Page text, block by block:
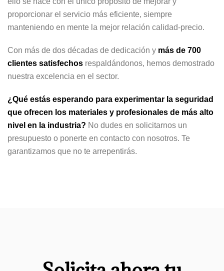
proporcionar el servicio más eficiente, siempre
manteniendo en mente la mejor relación calidad-precio.
Con más de dos décadas de dedicación y más de 700
clientes satisfechos respaldándonos, hemos demostrado
nuestra excelencia en el sector.
¿Qué estás esperando para experimentar la seguridad
que ofrecen los materiales y profesionales de más alto
nivel en la industria? No dudes en solicitarnos un
presupuesto o ponerte en contacto con nosotros. Te
garantizamos que no te arrepentirás.